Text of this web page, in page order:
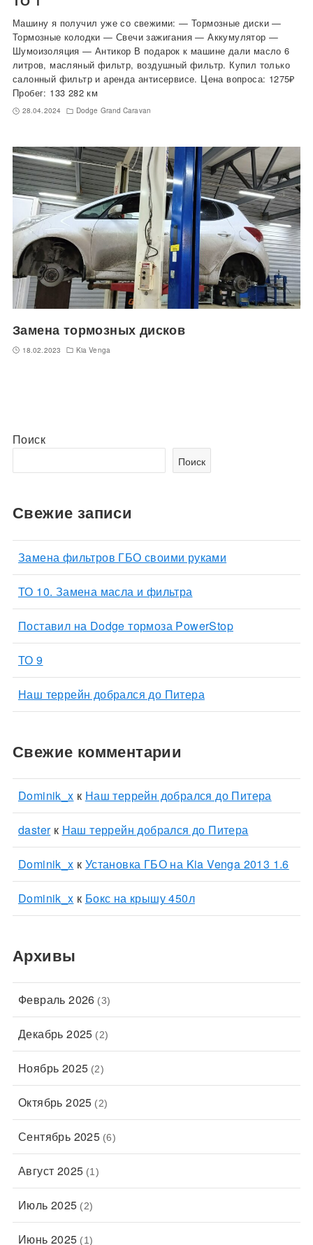
Машину я получил уже со свежими: — Тормозные диски —
Тормозные колодки — Свечи зажигания — Аккумулятор —
Шумоизоляция — Антикор В подарок к машине дали масло 6
литров, масляный фильтр, воздушный фильтр. Купил только
салонный фильтр и аренда антисервисе. Цена вопроса: 1275₽
Пробег: 133 282 км
28.04.2024 Dodge Grand Caravan
Замена тормозных дисков
18.02.2023 Kia Venga
Поиск
Поиск
Свежие записи
Замена фильтров ГБО своими руками
ТО 10. Замена масла и фильтра
Поставил на Dodge тормоза PowerStop
ТО 9
Наш террейн добрался до Питера
Свежие комментарии
Dominik_x к Наш террейн добрался до Питера
dasterк Наш террейн добрался до Питера
Dominik_x к Установка ГБО на Kia Venga 2013 1.6
Dominik_x к Бокс на крышу 450л
Архивы
Февраль 2026 (3)
Декабрь 2025 (2)
Ноябрь 2025 (2)
Октябрь 2025 (2)
Сентябрь 2025 (6)
Август 2025 (1)
Июль 2025 (2)
Июнь 2025 (1)